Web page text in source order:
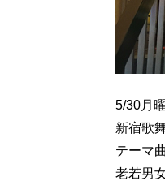
5/30月
新宿歌
テーマ
老若男